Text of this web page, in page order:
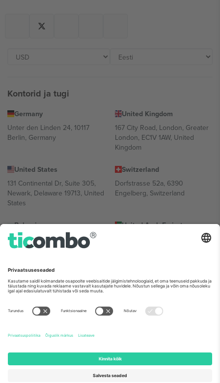
Kontorid ja tugi
Germany
Unter den Linden 24, 10117
Berlin, Germany
United Kingdom
167 City Road, London, Greater
London, EC1V 1AW, United
Kingdom
United States
131 Continental Dr, Suite 305,
Newark, Delaware 19713, United
States
Switzerland
Dorfstrasse 52a, 6390
Engelberg, Switzerland
Bulgaria
Regus Sofia City West, bul
Totleben 53-55, 1606 Sofia,
United Arab Emirates
UAE Dubai Silicon Oasis, DDP
Mexico
Av Chapultepec 360, Roma
Norte, Cuauhtémoc, 06700
Ciudad de México, CDMX,
sündmusest ja/või domeenist. Detailide jaoks vaata konkreetse
sündmuse lehte, impressumit ja tingimusi.,
2026 Ticombo. Kõik õigused kaitstud.